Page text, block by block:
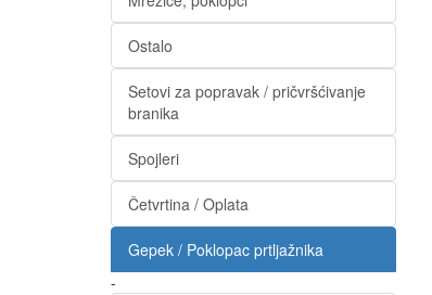
Ostalo
Setovi za popravak / pričvršćivanje
branika
Spojleri
Četvrtina / Oplata
Gepek / Poklopac prtljažnika
-